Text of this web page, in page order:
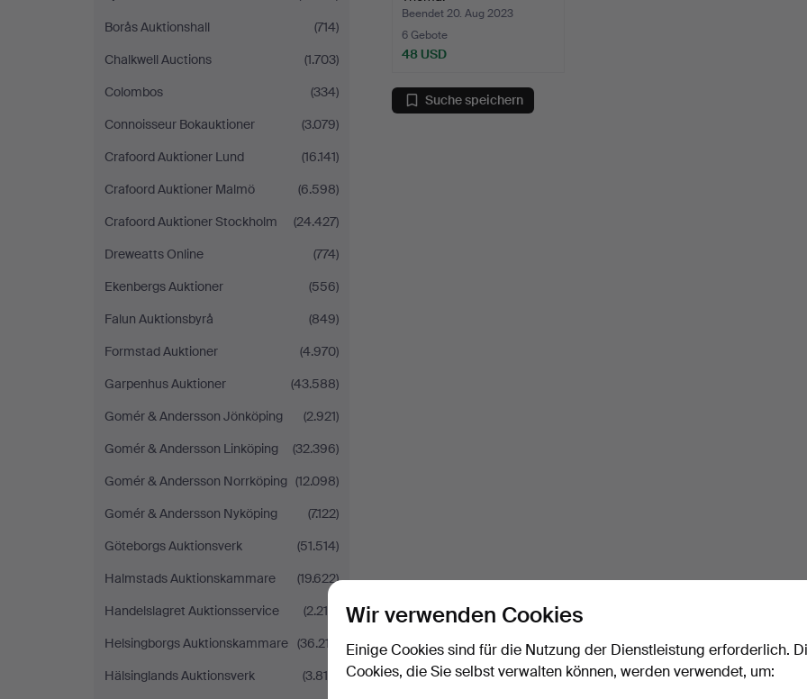
Borås Auktionshall
(714)
Chalkwell Auctions
(1.703)
Colombos
(334)
Connoisseur Bokauktioner
(3.079)
Crafoord Auktioner Lund
(16.141)
Crafoord Auktioner Malmö
(6.598)
Crafoord Auktioner Stockholm
(24.427)
Dreweatts Online
(774)
Ekenbergs Auktioner
(556)
Falun Auktionsbyrå
(849)
Formstad Auktioner
(4.970)
Garpenhus Auktioner
(43.588)
Gomér & Andersson Jönköping
(2.921)
Gomér & Andersson Linköping
(32.396)
Gomér & Andersson Norrköping (12.098)
Gomér & Andersson Nyköping
(7.122)
Göteborgs Auktionsverk
(51.514)
Halmstads Auktionskammare
(19.622)
Handelslagret Auktionsservice
(2.210)
Helsingborgs Auktionskammare (36.217)
Hälsinglands Auktionsverk
(3.816)
Beendet 20. Aug 2023
6 Gebote
48 USD
Suche speichern
Wir verwenden Cookies
Einige Cookies sind für die Nutzung der Dienstleistung erforderlich.
Cookies, die Sie selbst verwalten können, werden verwendet, um: